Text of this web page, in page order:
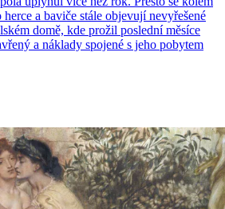
a baviče stále objevují nevyřešené
domě, kde prožil poslední měsíce
a náklady spojené s jeho pobytem